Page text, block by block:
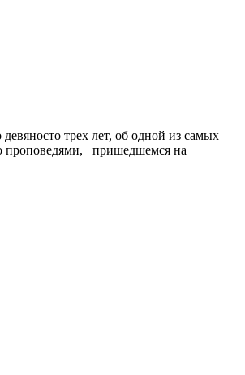
трех лет, об одной из самых
проповедями, пришедшемся на